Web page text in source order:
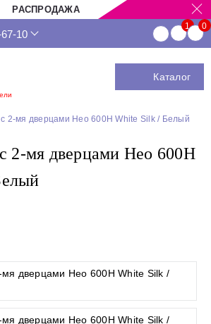
РАСПРОДАЖА
10
Каталог
2-мя дверцами Нео 600Н White Silk / Белый
2-мя дверцами Нео 600Н